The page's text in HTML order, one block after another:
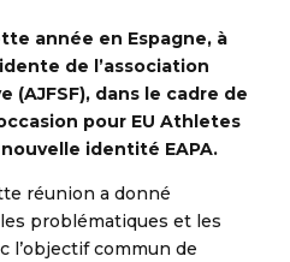
année en Espagne, à
de l’association
(AJFSF), dans le cadre de
pour EU Athletes
identité EAPA.
réunion a donné
problématiques et les
l’objectif commun de